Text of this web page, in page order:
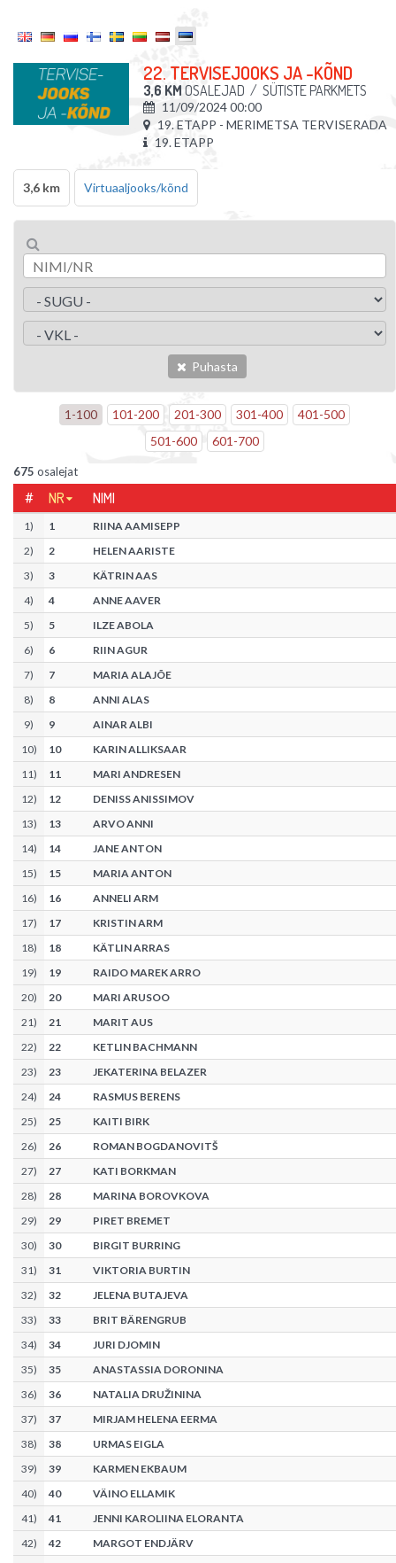
22. TERVISEJOOKS JA -KÕND
3,6 KM OSALEJAD / SÜTISTE PARKMETS
11/09/2024 00:00
19. ETAPP - MERIMETSA TERVISERADA
19. ETAPP
3,6 km Virtuaaljooks/kõnd
Puhasta
1-100 101-200 201-300 301-400 401-500
501-600 601-700
675 osalejat
# NR NIMI
1) 1
RIINA AAMISEPP
2) 2
HELEN AARISTE
3) 3
KÄTRIN AAS
4) 4
ANNE AAVER
5) 5
ILZE ABOLA
6) 6
RIIN AGUR
7) 7
MARIA ALAJÕE
8) 8
ANNI ALAS
9) 9
AINAR ALBI
10) 10
KARIN ALLIKSAAR
11) 11
MARI ANDRESEN
12) 12
DENISS ANISSIMOV
13) 13
ARVO ANNI
14) 14
JANE ANTON
15) 15
MARIA ANTON
16) 16
ANNELI ARM
17) 17
KRISTIN ARM
18) 18
KÄTLIN ARRAS
19) 19
RAIDO MAREK ARRO
20) 20
MARI ARUSOO
21) 21
MARIT AUS
22) 22
KETLIN BACHMANN
23) 23
JEKATERINA BELAZER
24) 24
RASMUS BERENS
25) 25
KAITI BIRK
26) 26
ROMAN BOGDANOVITŠ
27) 27
KATI BORKMAN
28) 28
MARINA BOROVKOVA
29) 29
PIRET BREMET
30) 30
BIRGIT BURRING
31) 31
VIKTORIA BURTIN
32) 32
JELENA BUTAJEVA
33) 33
BRIT BÄRENGRUB
34) 34
JURI DJOMIN
35) 35
ANASTASSIA DORONINA
36) 36
NATALIA DRUŽININA
37) 37
MIRJAM HELENA EERMA
38) 38
URMAS EIGLA
39) 39
KARMEN EKBAUM
40) 40
VÄINO ELLAMIK
41) 41
JENNI KAROLIINA ELORANTA
42) 42
MARGOT ENDJÄRV